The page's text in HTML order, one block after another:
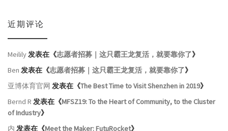
近期评论
Meilily发表在《志愿者招募｜这只霸王龙复活，就要靠你了》
Ben 发表在《志愿者招募｜这只霸王龙复活，就要靠你了》
亚博体育官网 发表在《The Best Time to Visit Shenzhen in 2019》
Bernd R 发表在《MFSZ19: To the Heart of Community, to the Cluster
of Industry》
内 发表在《Meet the Maker: FutuRocket》